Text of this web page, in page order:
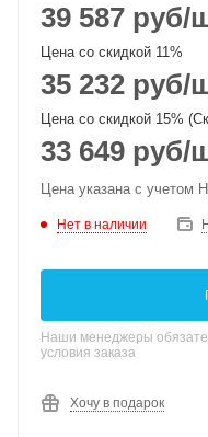
39 587 руб/
Цена со скидкой 11%
35 232 руб/
Цена со скидкой 15%
33 649 руб/
Цена указана с учетом
Нет в наличии
Наши менеджеры
условия заказа
Хочу в подарок